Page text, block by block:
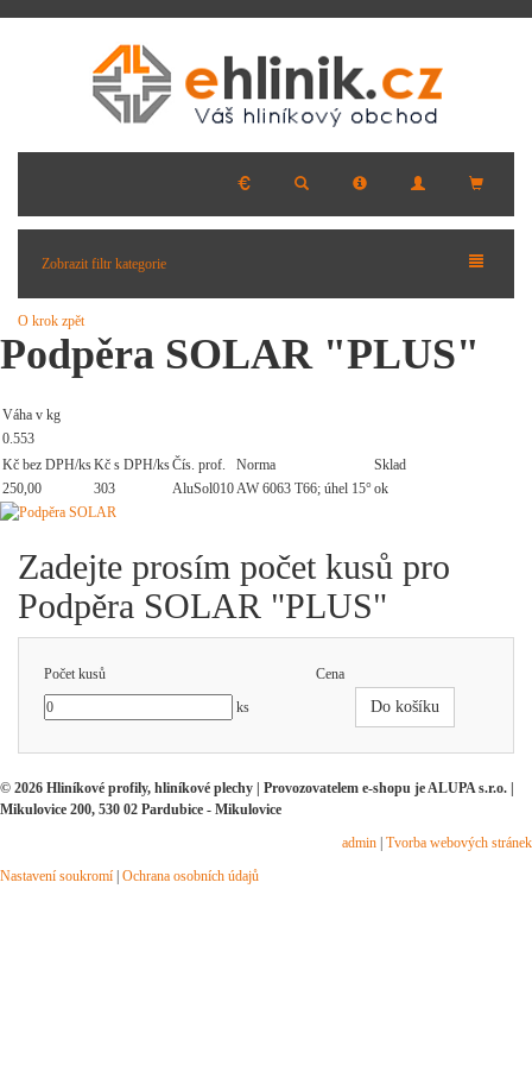
Zobrazit filtr kategorie
O krok zpět
Podpěra SOLAR "PLUS"
Váha v kg
0.553
Kč bez DPH/ksKč s DPH/ksČís. prof. Norma
Sklad
250,00
303 AluSol010AW 6063 T66; úhel 15° ok
Zadejte prosím počet kusů pro
Podpěra SOLAR "PLUS"
Počet kusů
Cena
ks
Do košíku
© 2026 Hliníkové profily, hliníkové plechy | Provozovatelem e-shopu je ALUPA s.r.o. |
Mikulovice 200, 530 02 Pardubice - Mikulovice
admin Tvorba webových stránek
Nastavení soukromí Ochrana osobních údajů